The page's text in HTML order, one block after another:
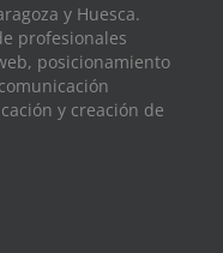
y Huesca.
profesionales
posicionamiento
y creación de